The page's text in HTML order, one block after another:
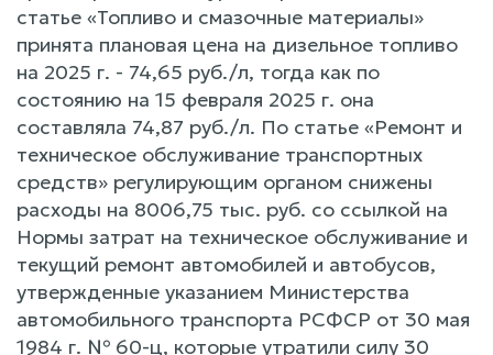
статье «Топливо и смазочные материалы»
принята плановая цена на дизельное топливо
на 2025 г. - 74,65 руб./л, тогда как по
состоянию на 15 февраля 2025 г. она
составляла 74,87 руб./л. По статье «Ремонт и
техническое обслуживание транспортных
средств» регулирующим органом снижены
расходы на 8006,75 тыс. руб. со ссылкой на
Нормы затрат на техническое обслуживание и
текущий ремонт автомобилей и автобусов,
утвержденные указанием Министерства
автомобильного транспорта РСФСР от 30 мая
1984 г. № 60-ц, которые утратили силу 30